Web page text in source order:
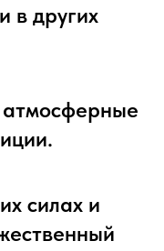
в других
атмосферные
силах и